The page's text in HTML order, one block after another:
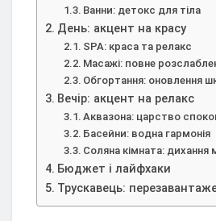
Ванни: детокс для тіла
День: акцент на красу
SPA: краса та релакс
Масажі: повне
Обгортання: оновлення
Вечір: акцент на релакс
Аквазона: царство
Басейни: водна гармонія
Соляна кімната: дихання
Бюджет і лайфхаки
Трускавець: